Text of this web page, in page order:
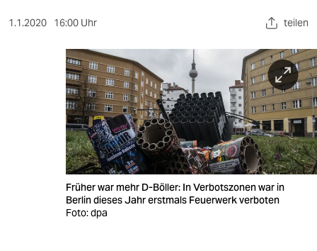
wahrheit
veranstaltungen
fragen & hilfe
1.1.2020 16:00 Uhr teilen
Früher war mehr D-Böller: In Verbotszonen war in
Berlin dieses Jahr erstmals Feuerwerk verboten
Foto: dpa